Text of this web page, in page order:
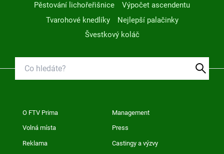
Pěstování lichořeřišnice
Výpočet ascendentu
Tvarohové knedlíky
Nejlepší palačinky
Švestkový koláč
O FTV Prima Management
Volná místa Press
Reklama Castingy a výzvy